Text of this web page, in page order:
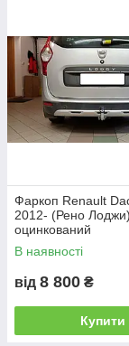
Найбільш
монтується
мають
показники.
Фаркоп Renault
2012- (Рено Лоджи)
оцинкований
В наявності
від 8 800 ₴
Купити